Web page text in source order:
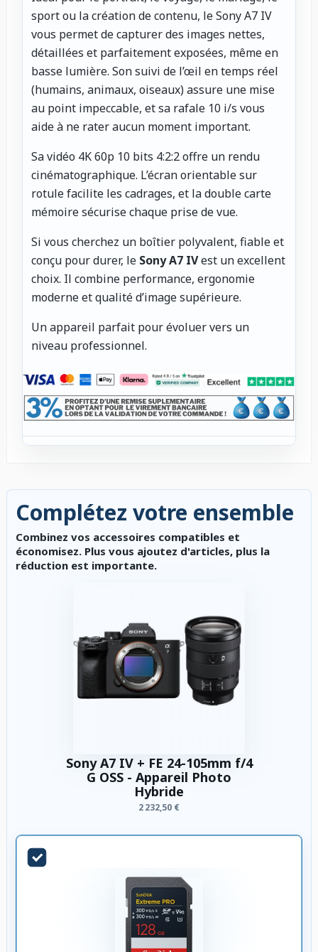
sport ou la création de contenu, le Sony A7 IV
vous permet de capturer des images nettes,
détaillées et parfaitement exposées, même en
basse lumière. Son suivi de l’œil en temps réel
(humains, animaux, oiseaux) assure une mise
au point impeccable, et sa rafale 10 i/s vous
aide à ne rater aucun moment important.
Sa vidéo 4K 60p 10 bits 4:2:2 offre un rendu
cinématographique. L’écran orientable sur
rotule facilite les cadrages, et la double carte
mémoire sécurise chaque prise de vue.
Si vous cherchez un boîtier polyvalent, fiable et
conçu pour durer, le Sony A7 IVest un excellent
choix. Il combine performance, ergonomie
moderne et qualité d’image supérieure.
Un appareil parfait pour évoluer vers un
niveau professionnel.
Complétez votre ensemble
Combinez vos accessoires compatibles et
économisez. Plus vous ajoutez d'articles, plus la
réduction est importante.
Sony A7 IV + FE 24-105mm f/4
G OSS - Appareil Photo
Hybride
2 232,50 €